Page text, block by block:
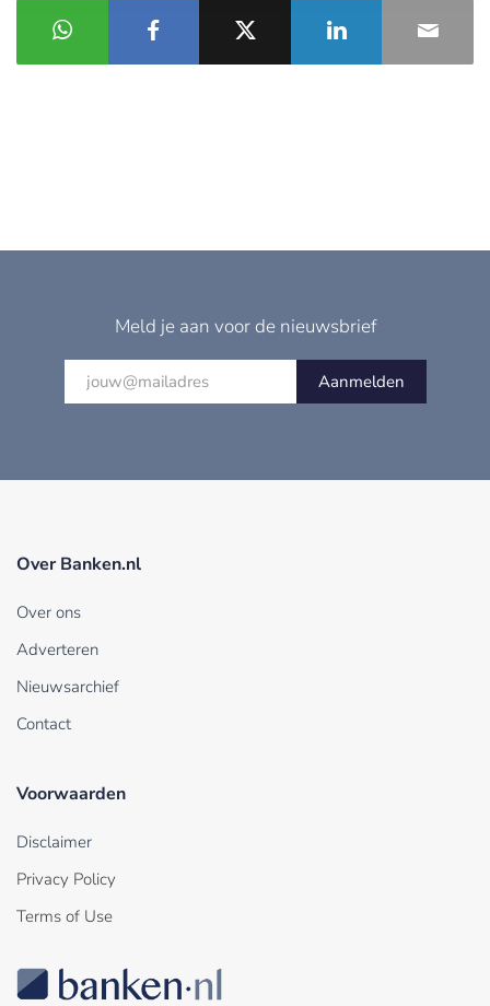
Meld je aan voor de nieuwsbrief
Aanmelden
Over Banken.nl
Over ons
Adverteren
Nieuwsarchief
Contact
Voorwaarden
Disclaimer
Privacy Policy
Terms of Use